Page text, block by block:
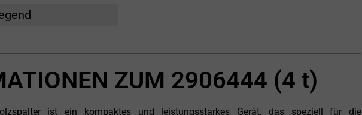
ZUM 2906444 (4 t)
ist ein kompaktes und leistungsstarkes Gerät, das speziell für die